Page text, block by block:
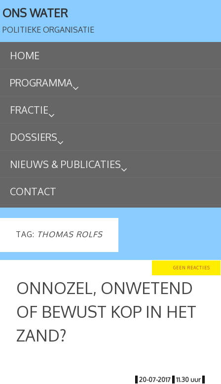
ONS WATER
POLITIEKE ORGANISATIE
HOME
PROGRAMMA
FRACTIE
DOSSIERS
NIEUWS & PUBLICATIES
CONTACT
TAG: THOMAS ROLFS
GEEN REACTIES
ONNOZEL, ONWETEND
OF BEWUST KOP IN HET
ZAND?
| 20-07-2017 | 11.30 uur |